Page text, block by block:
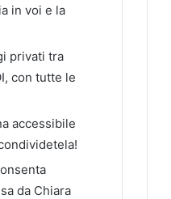
in voi e la
privati tra
con tutte le
accessibile
da Chiara